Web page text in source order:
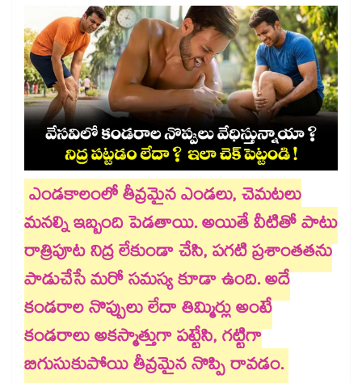
ఎండకాలంలో తీవ్రమైన ఎండలు, చెమటలు
మనల్ని ఇబ్బంది పెడతాయి. అయితే వీటితో పాటు
రాత్రిపూట నిద్ర లేకుండా చేసి, పగటి ప్రశాంతతను
పాడుచేసే మరో సమస్య కూడా ఉంది. అదే
కండరాల నొప్పులు లేదా తిమ్మిర్లు అంటే
కండరాలు అకస్మాత్తుగా పట్టేసి, గట్టిగా
బిగుసుకుపోయి తీవ్రమైన నొప్పి రావడం.